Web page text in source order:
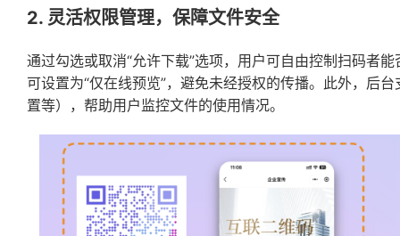
2. 灵活权限管理，保障文件安全
通过勾选或取消“允许下载”选项，用户可自由控制扫码者
可设置为“仅在线预览”，避免未经授权的传播。此外，后
置等），帮助用户监控文件的使用情况。